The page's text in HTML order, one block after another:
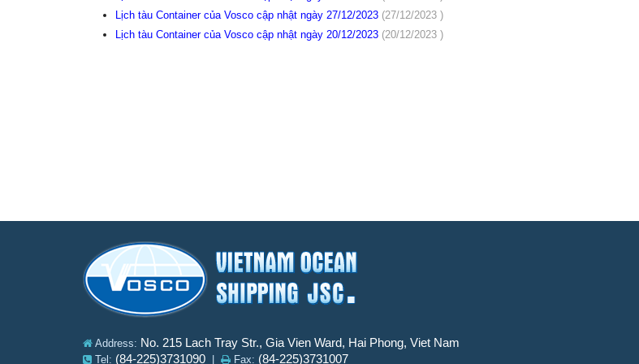
Lịch tàu Container của Vosco cập nhật ngày 27/12/2023 (27/12/2023 )
Lịch tàu Container của Vosco cập nhật ngày 20/12/2023 (20/12/2023 )
Address: No. 215 Lach Tray Str., Gia Vien Ward, Hai Phong, Viet Nam
Tel: (84-225)3731090 Fax: (84-225)3731007